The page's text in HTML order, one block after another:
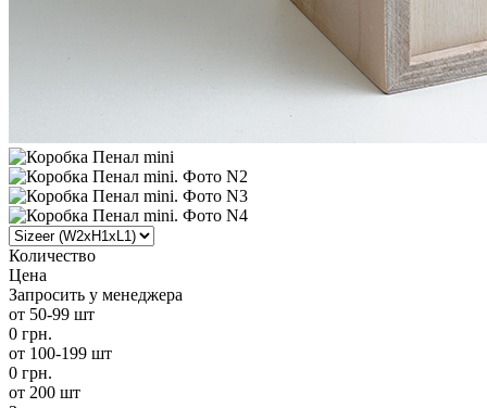
Количество
Цена
Запросить у менеджера
от 50-99 шт
0 грн.
от 100-199 шт
0 грн.
от 200 шт